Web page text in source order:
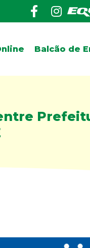
Balcão de